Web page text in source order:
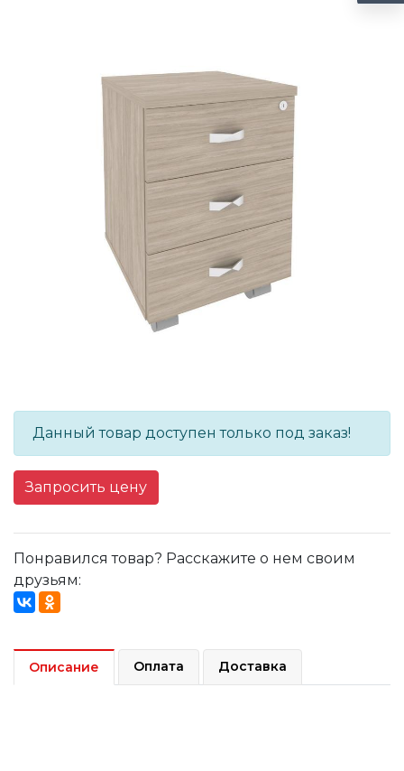
Данный товар доступен только под заказ!
Запросить цену
Понравился товар? Расскажите о нем своим
друзьям:
Описание Оплата Доставка